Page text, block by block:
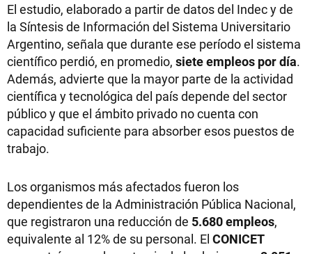
El estudio, elaborado a partir de datos del Indec y de
la Síntesis de Información del Sistema Universitario
Argentino, señala que durante ese período el sistema
científico perdió, en promedio, siete empleos por día.
Además, advierte que la mayor parte de la actividad
científica y tecnológica del país depende del sector
público y que el ámbito privado no cuenta con
capacidad suficiente para absorber esos puestos de
trabajo.
Los organismos más afectados fueron los
dependientes de la Administración Pública Nacional,
que registraron una reducción de 5.680 empleos,
equivalente al 12% de su personal. El CONICET